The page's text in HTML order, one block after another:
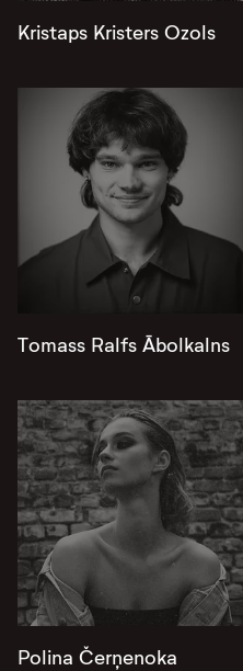
Kristaps Kristers Ozols
Tomass Ralfs Ābolkalns
Polina Čerņenoka